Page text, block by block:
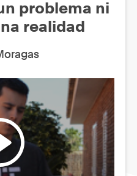
problema ni
realidad